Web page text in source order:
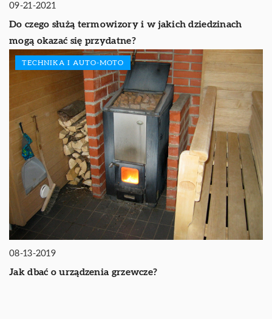
09-21-2021
Do czego służą termowizory i w jakich dziedzinach
mogą okazać się przydatne?
TECHNIKA I AUTO-MOTO
08-13-2019
Jak dbać o urządzenia grzewcze?